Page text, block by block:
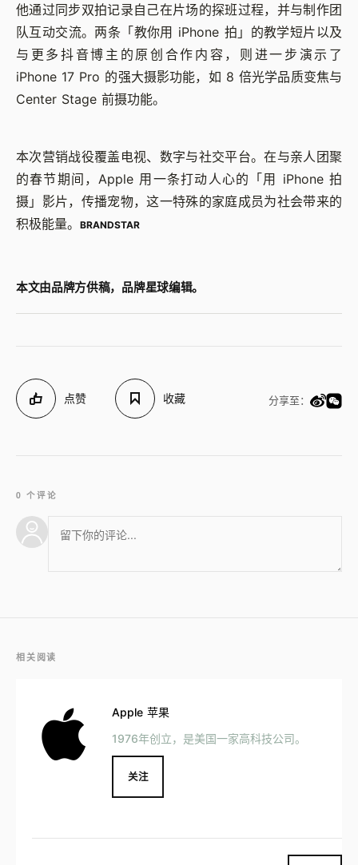
他通过同步双拍记录自己在片场的探班过程，并与制作团
队互动交流。两条「教你用 iPhone 拍」的教学短片以及
与更多抖音博主的原创合作内容，则进一步演示了
iPhone 17 Pro 的强大摄影功能，如 8 倍光学品质变焦与
Center Stage 前摄功能。
本次营销战役覆盖电视、数字与社交平台。在与亲人团聚
的春节期间，Apple 用一条打动人心的「用 iPhone 拍
摄」影片，传播宠物，这一特殊的家庭成员为社会带来的
积极能量。
BRANDSTAR
本文由品牌方供稿，品牌星球编辑。
点赞 收藏 分享至：
0 个评论
相关阅读
Apple 苹果
1976年创立，是美国一家高科技公司。
关注